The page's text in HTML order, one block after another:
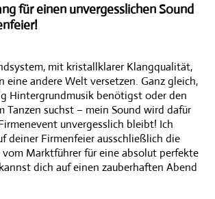
für einen unvergesslichen Sound
mit kristallklarer Klangqualität,
eine andere Welt versetzen. Ganz gleich,
Hintergrundmusik benötigst oder den
Tanzen suchst – mein Sound wird dafür
unvergesslich bleibt! Ich
deiner Firmenfeier ausschließlich die
Marktführer für eine absolut perfekte
dich auf einen zauberhaften Abend